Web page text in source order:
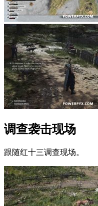
调查袭击现场
跟随红十三调查现场。